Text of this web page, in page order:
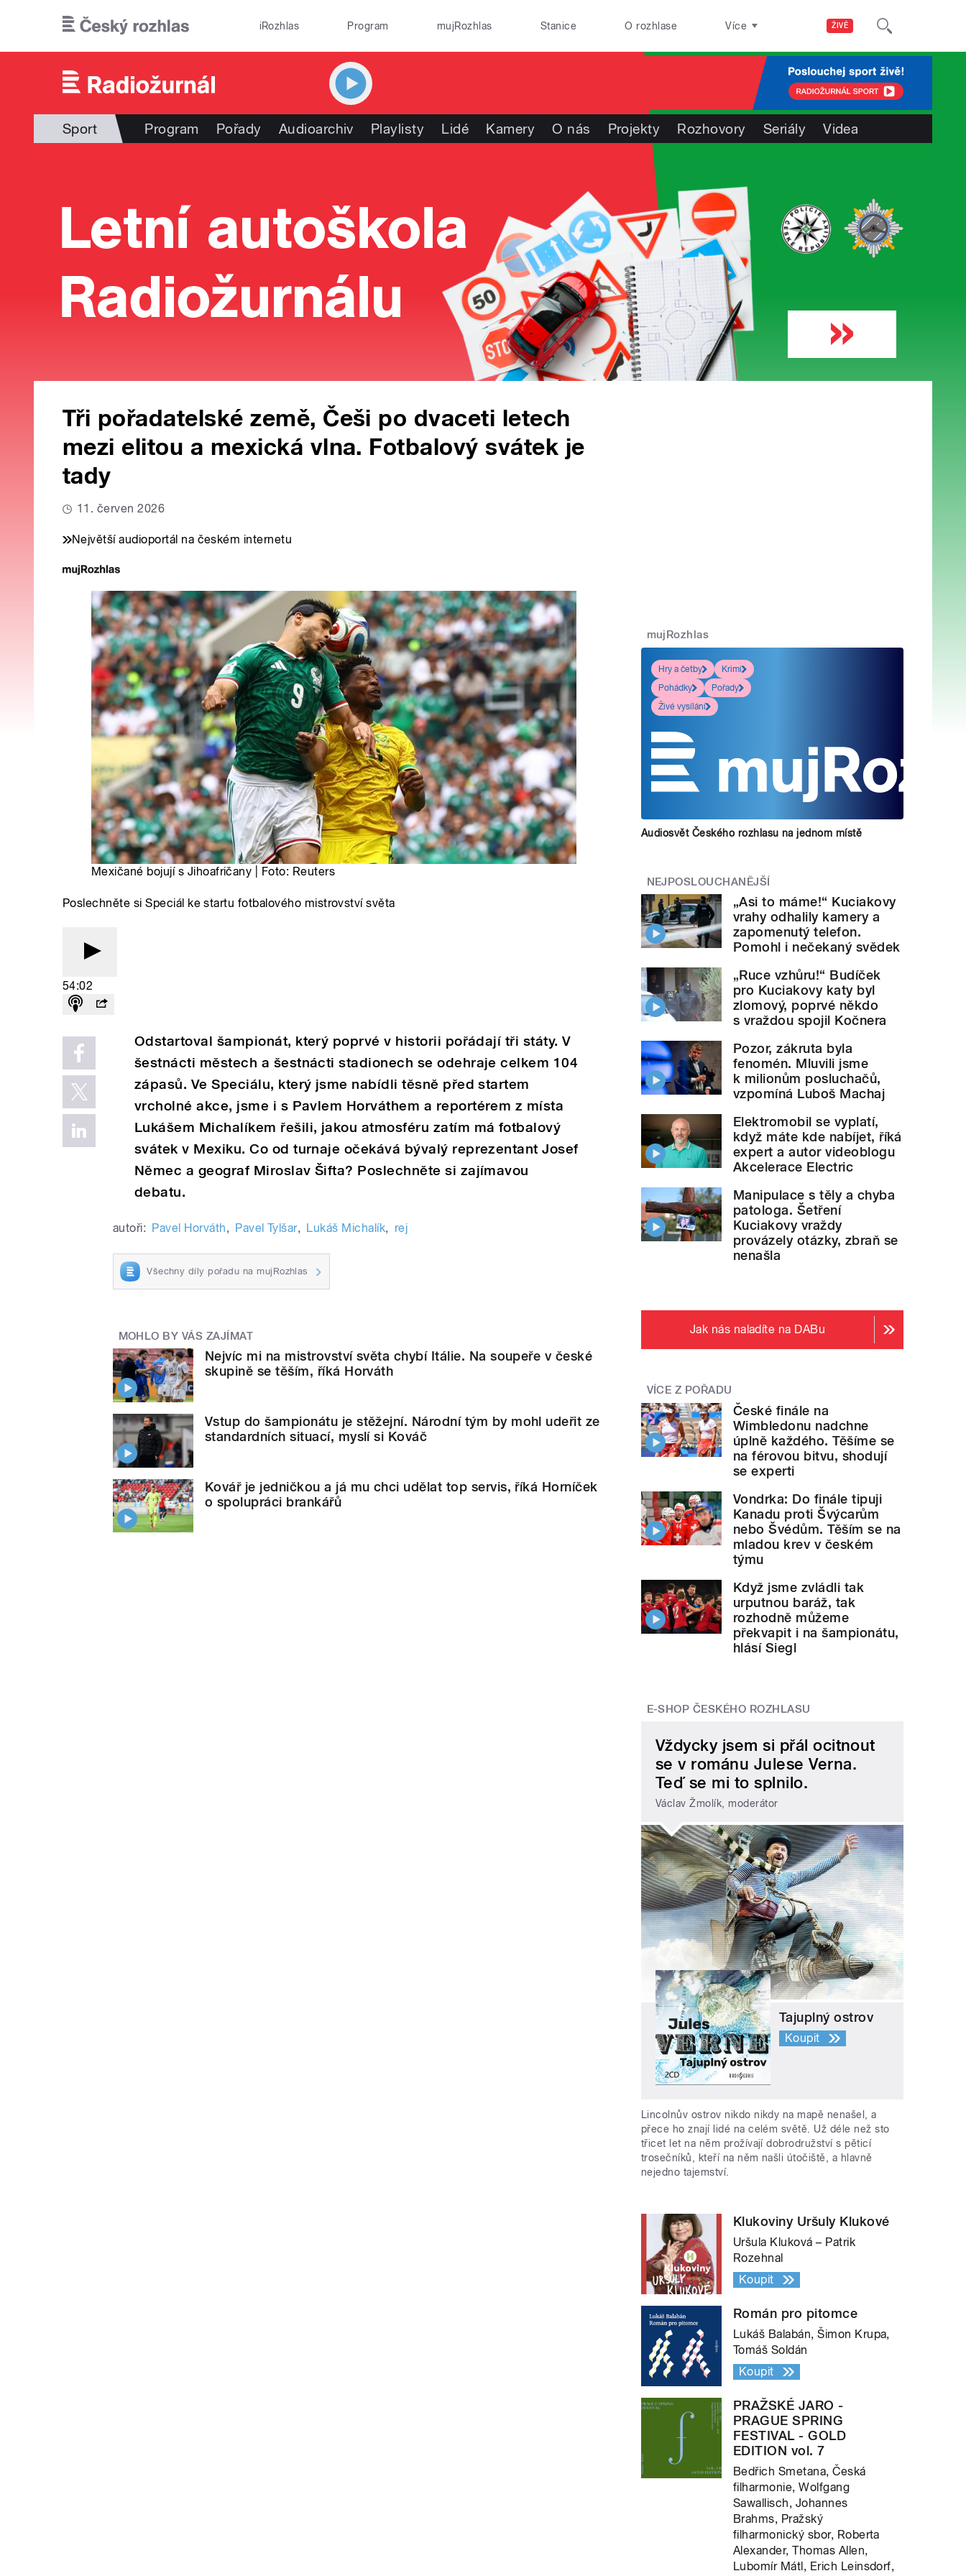
ŽIVĚ
iRozhlas Program mujRozhlas Stanice O rozhlase Více
Sport Program Pořady Audioarchiv Playlisty Lidé Kamery O nás Projekty Rozhovory Seriály Videa
Tři pořadatelské země, Češi po dvaceti letech
mezi elitou a mexická vlna. Fotbalový svátek je
tady
11. červen 2026
Největší audioportál na českém internetu
Mexičané bojují s Jihoafričany | Foto: Reuters
Poslechněte si Speciál ke startu fotbalového mistrovství světa
54:02
Odstartoval šampionát, který poprvé v historii pořádají tři státy. V
šestnácti městech a šestnácti stadionech se odehraje celkem 104
zápasů. Ve Speciálu, který jsme nabídli těsně před startem
vrcholné akce, jsme i s Pavlem Horváthem a reportérem z místa
Lukášem Michalíkem řešili, jakou atmosféru zatím má fotbalový
svátek v Mexiku. Co od turnaje očekává bývalý reprezentant Josef
Němec a geograf Miroslav Šifta? Poslechněte si zajímavou
debatu.
autoři: Pavel Horváth, Pavel Tylšar, Lukáš Michalík, rej
Všechny díly pořadu na mujRozhlas
MOHLO BY VÁS ZAJÍMAT
Nejvíc mi na mistrovství světa chybí Itálie. Na soupeře v české
skupině se těším, říká Horváth
Vstup do šampionátu je stěžejní. Národní tým by mohl udeřit ze
standardních situací, myslí si Kováč
Kovář je jedničkou a já mu chci udělat top servis, říká Horníček
o spolupráci brankářů
mujRozhlas
Hry a četby
Krimi
Pohádky
Pořady
Živé vysílání
Audiosvět Českého rozhlasu na jednom místě
NEJPOSLOUCHANĚJŠÍ
„Asi to máme!“ Kuciakovy
vrahy odhalily kamery a
zapomenutý telefon.
Pomohl i nečekaný svědek
„Ruce vzhůru!“ Budíček
pro Kuciakovy katy byl
zlomový, poprvé někdo
s vraždou spojil Kočnera
Pozor, zákruta byla
fenomén. Mluvili jsme
k milionům posluchačů,
vzpomíná Luboš Machaj
Elektromobil se vyplatí,
když máte kde nabíjet, říká
expert a autor videoblogu
Akcelerace Electric
Manipulace s těly a chyba
patologa. Šetření
Kuciakovy vraždy
provázely otázky, zbraň se
nenašla
Jak nás naladíte na DABu
VÍCE Z POŘADU
České finále na
Wimbledonu nadchne
úplně každého. Těšíme se
na férovou bitvu, shodují
se experti
Vondrka: Do finále tipuji
Kanadu proti Švýcarům
nebo Švédům. Těším se na
mladou krev v českém
týmu
Když jsme zvládli tak
urputnou baráž, tak
rozhodně můžeme
překvapit i na šampionátu,
hlásí Siegl
E-SHOP ČESKÉHO ROZHLASU
Vždycky jsem si přál ocitnout
se v románu Julese Verna.
Teď se mi to splnilo.
Václav Žmolík, moderátor
Tajuplný ostrov
Koupit
Lincolnův ostrov nikdo nikdy na mapě nenašel, a
přece ho znají lidé na celém světě. Už déle než sto
třicet let na něm prožívají dobrodružství s pěticí
trosečníků, kteří na něm našli útočiště, a hlavně
nejedno tajemství.
Klukoviny Uršuly Klukové
Uršula Kluková – Patrik
Rozehnal
Koupit
Román pro pitomce
Lukáš Balabán, Šimon Krupa,
Tomáš Soldán
Koupit
PRAŽSKÉ JARO -
PRAGUE SPRING
FESTIVAL - GOLD
EDITION vol. 7
Bedřich Smetana, Česká
filharmonie, Wolfgang
Sawallisch, Johannes
Brahms, Pražský
filharmonický sbor, Roberta
Alexander, Thomas Allen,
Lubomír Mátl, Erich Leinsdorf,